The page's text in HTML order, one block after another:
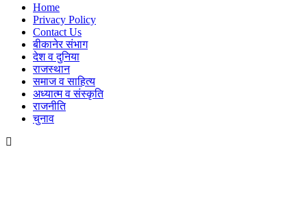
Home
Privacy Policy
Contact Us
बीकानेर संभाग
देश व दुनिया
राजस्थान
समाज व साहित्य
अध्यात्म व संस्कृति
राजनीति
चुनाव